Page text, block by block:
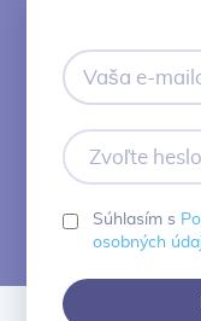
Súhlasím s
osobných